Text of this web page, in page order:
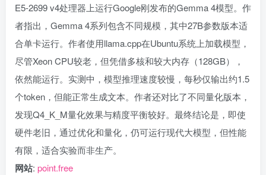
E5-2699 v4处理器上运行Google刚发布的Gemma 4模型。作
者指出，Gemma 4系列包含不同规模，其中27B参数版本适
合单卡运行。作者使用llama.cpp在Ubuntu系统上加载模型，
尽管Xeon CPU较老，但凭借多核和较大内存（128GB），
依然能运行。实测中，模型推理速度较慢，每秒仅输出约1.5
个token，但能正常生成文本。作者还对比了不同量化版本，
发现Q4_K_M量化效果与精度平衡较好。最终结论是，即使
硬件老旧，通过优化和量化，仍可运行现代大模型，但性能
有限，适合实验而非生产。
网站: point.free